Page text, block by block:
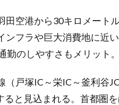
田空港から30キロメート
ンフラや巨大消費地に近
のしやすさもメリット。
（戸塚IC～栄IC～釜利谷
ると見込まれる。首都圏